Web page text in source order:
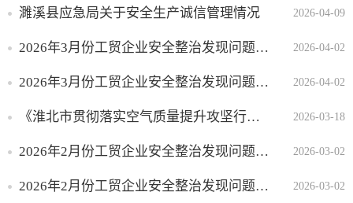
交通运输
水利领域
社会福利
公共体育
权流转
濉溪县应急局关于安全生产诚信管理情况 2026-04-09
2026年3月份工贸企业安全整治发现问题隐患整改情况 2026-04-02
2026年3月份工贸企业安全整治发现问题隐患整改情况 2026-04-02
《淮北市贯彻落实空气质量提升攻坚行动专项督察报告整改方案》反馈问题验收销号公示 2026-03-18
2026年2月份工贸企业安全整治发现问题隐患整改情况 2026-03-02
2026年2月份工贸企业安全整治发现问题隐患整改情况 2026-03-02